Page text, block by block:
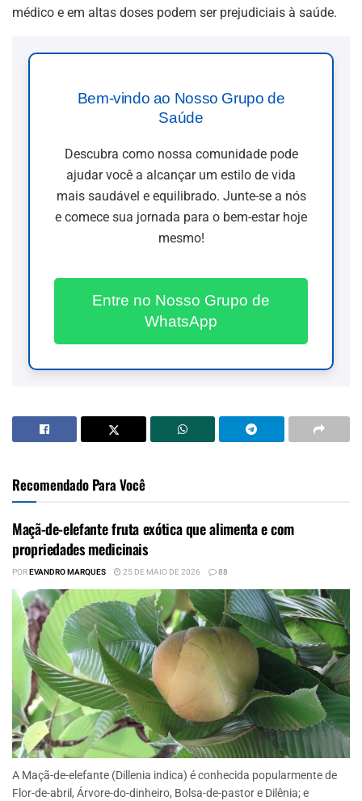
médico e em altas doses podem ser prejudiciais à saúde.
Bem-vindo ao Nosso Grupo de
Saúde
Descubra como nossa comunidade pode
ajudar você a alcançar um estilo de vida
mais saudável e equilibrado. Junte-se a nós
e comece sua jornada para o bem-estar hoje
mesmo!
Entre no Nosso Grupo de
WhatsApp
Recomendado Para Você
Maçã-de-elefante fruta exótica que alimenta e com
propriedades medicinais
POREVANDRO MARQUES 25 DE MAIO DE 2026 88
A Maçã-de-elefante (Dillenia indica) é conhecida popularmente de
Flor-de-abril, Árvore-do-dinheiro, Bolsa-de-pastor e Dilênia; e